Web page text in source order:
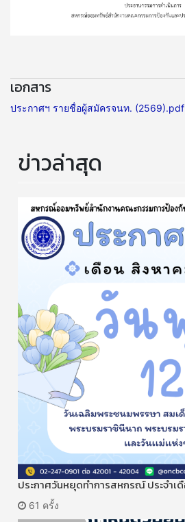
เอกสาร
ประกาศฯ รายชื่อผู้สมัครจนท. (2569).pdf
ข่าวล่าสุด
ประกาศวันหยุดทำการสหกรณ์ ประจำเ
61 ครั้ง